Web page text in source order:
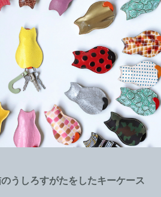
うしろすがたをしたキーケース